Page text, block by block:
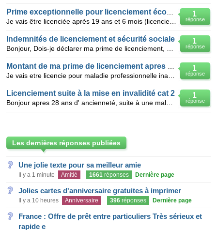
1
réponse
1
réponse
Indemnités de licenciement et sécurité sociale
1
réponse
1
réponse
Licenciement suite à la mise en invalidité cat 2
Les dernières réponses publiées
Une jolie texte pour sa meilleur amie
Il y a 1 minute Amitié 1661 réponses Dernière page
Jolies cartes d'anniversaire gratuites à imprimer
Il y a 10 heures Anniversaire 396 réponses Dernière page
France : Offre de prêt entre particuliers Très sérieux et
rapide e